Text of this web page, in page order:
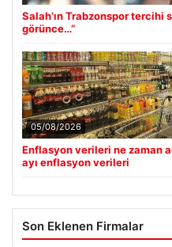
Salah’ın Trabzonspor tercihi
görünce…”
05/08/2026
Enflasyon verileri ne zaman
ayı enflasyon verileri
Son Eklenen Firmalar